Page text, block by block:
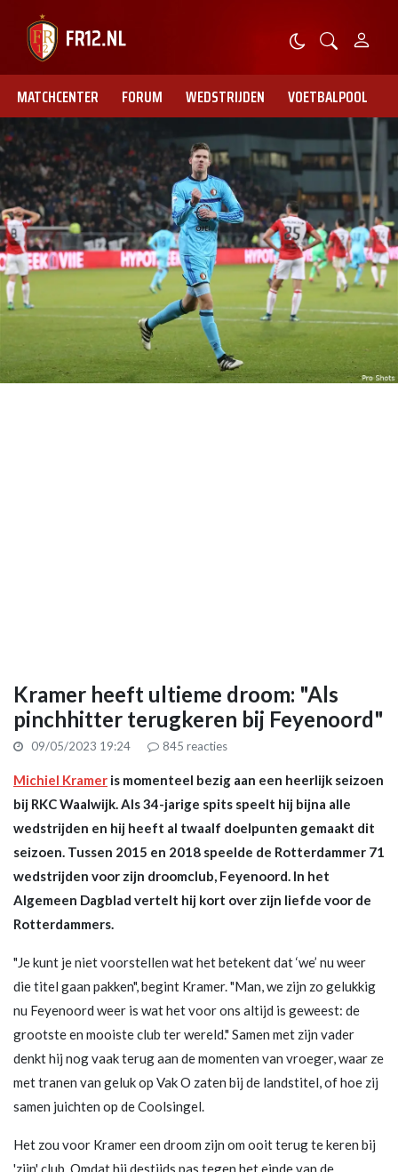
MATCHCENTER FORUM WEDSTRIJDEN VOETBALPOOL
Kramer heeft ultieme droom: "Als
pinchhitter terugkeren bij Feyenoord"
09/05/2023 19:24 845 reacties
Michiel Kramer is momenteel bezig aan een heerlijk seizoen
bij RKC Waalwijk. Als 34-jarige spits speelt hij bijna alle
wedstrijden en hij heeft al twaalf doelpunten gemaakt dit
seizoen. Tussen 2015 en 2018 speelde de Rotterdammer 71
wedstrijden voor zijn droomclub, Feyenoord. In het
Algemeen Dagblad vertelt hij kort over zijn liefde voor de
Rotterdammers.
"Je kunt je niet voorstellen wat het betekent dat ‘we’ nu weer
die titel gaan pakken", begint Kramer. "Man, we zijn zo gelukkig
nu Feyenoord weer is wat het voor ons altijd is geweest: de
grootste en mooiste club ter wereld." Samen met zijn vader
denkt hij nog vaak terug aan de momenten van vroeger, waar ze
met tranen van geluk op Vak O zaten bij de landstitel, of hoe zij
samen juichten op de Coolsingel.
Het zou voor Kramer een droom zijn om ooit terug te keren bij
'zijn' club. Omdat hij destijds pas tegen het einde van de